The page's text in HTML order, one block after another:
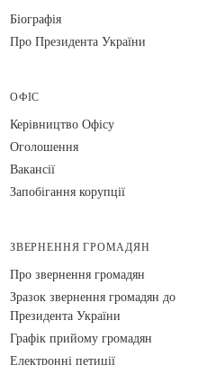
Біографія
Про Президента України
ОФІС
Керівництво Офісу
Оголошення
Вакансії
Запобігання корупції
ЗВЕРНЕННЯ ГРОМАДЯН
Про звернення громадян
Зразок звернення громадян до
Президента України
Графік прийому громадян
Електронні петиції